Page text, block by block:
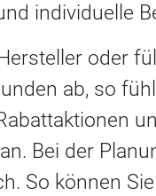
individuelle
oder
ab, so
Bei der
So können